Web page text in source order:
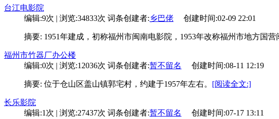
台江电影院
编辑:9次 | 浏览:34833次 词条创建者:乡巴佬 创建时间:02-09 22:01
摘要: 1951年建成，初称福州市闽南电影院，1953年改称福州市地方国营
福州市竹器厂办公楼
编辑:0次 | 浏览:12036次 词条创建者:暂不留名 创建时间:08-11 12:19
摘要: 位于仓山区盖山镇郭宅村，约建于1957年左右。 [阅读全文:]
长乐影院
编辑:1次 | 浏览:27437次 词条创建者:暂不留名 创建时间:07-17 13:11